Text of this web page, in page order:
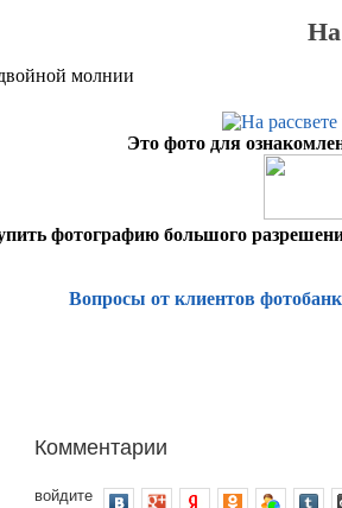
На
молнии
Это фото для
фотографию большого
Вопросы от клиентов
Комментарии
войдите